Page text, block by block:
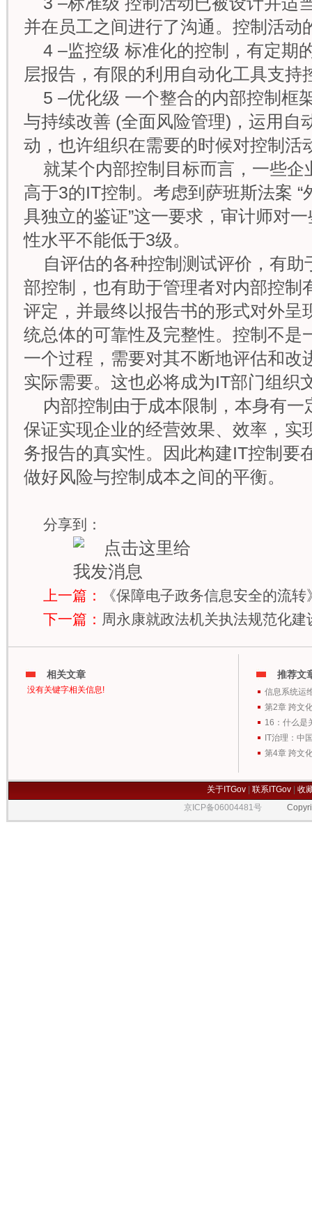
并在员工之间进行了沟通。控制活动
4 –监控级 标准化的控制，有定期
层报告，有限的利用自动化工具支持
5 –优化级 一个整合的内部控制框
与持续改善 (全面风险管理)，运用自
动，也许组织在需要的时候对控制活
就某个内部控制目标而言，一些
高于3的IT控制。考虑到萨班斯法案
具独立的鉴证”这一要求，审计师对
性水平不能低于3级。
自评估的各种控制测试评价，有
部控制，也有助于管理者对内部控制
评定，并最终以报告书的形式对外呈
统总体的可靠性及完整性。控制不是
一个过程，需要对其不断地评估和改
实际需要。这也必将成为IT部门组织
内部控制由于成本限制，本身有
保证实现企业的经营效果、效率，实
务报告的真实性。因此构建IT控制要
做好风险与控制成本之间的平衡。
分享到：
上一篇：
《保障电子政务信息安全的流转
下一篇： 周永康就政法机关执法规范化
相关文章
没有关键字相关信息!
推荐文
信息系统运
第2章 跨文
16：什么是
IT治理：中
第4章 跨文
关于ITGov 联系ITGov
收
京ICP备06004481号